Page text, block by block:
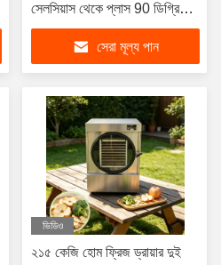
সেলসিয়াস থেকে প্লাস 90 ডিগ্রি
সেলসিয়াস আর্দ্রতা অপসারণের জন্য
ডিজাইন করা হয়েছেসেরা মূল্য পান
ভিডিও
২১৫ কেজি হোম ফ্রিজ ড্রায়ার দুই